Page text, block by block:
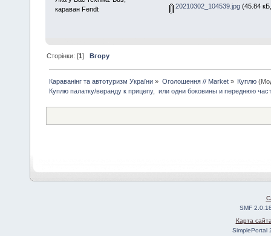
караван Fendt
20210302_104539.jpg(45.84
Сторінки: [1]Вгору
Караванінг та автотуризм України » Оголошення // Market» Куплю
Куплю палатку/веранду к прицепу,  или одни боковины и переднюю
SMF
Карта
SimplePortal